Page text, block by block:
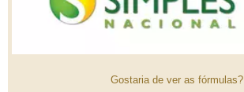
Gostaria de ver as fórmulas?